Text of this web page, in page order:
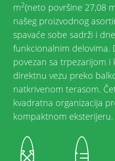
m2(neto površine 27,08
našeg proizvodnog
spavaće sobe sadrži i
funkcionalnim delovima.
povezan sa trpezarijom
direktnu vezu preko
natkrivenom terasom.
kvadratna organizacija
kompaktnom eksterijeru.